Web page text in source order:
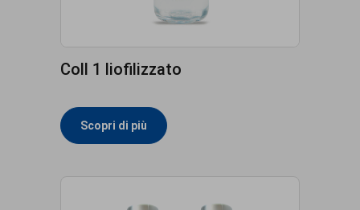
Coll 1 liofilizzato
Scopri di più